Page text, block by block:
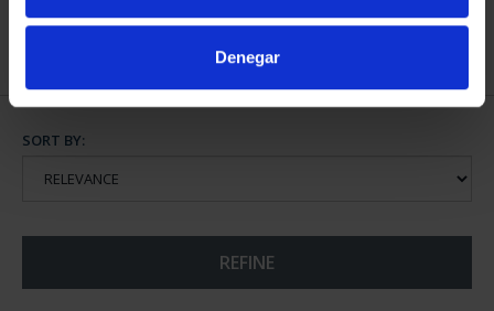
Denegar
SORT BY:
REFINE